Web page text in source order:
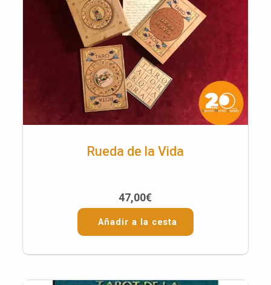
Rueda de la Vida
47,00€
Añadir a la cesta